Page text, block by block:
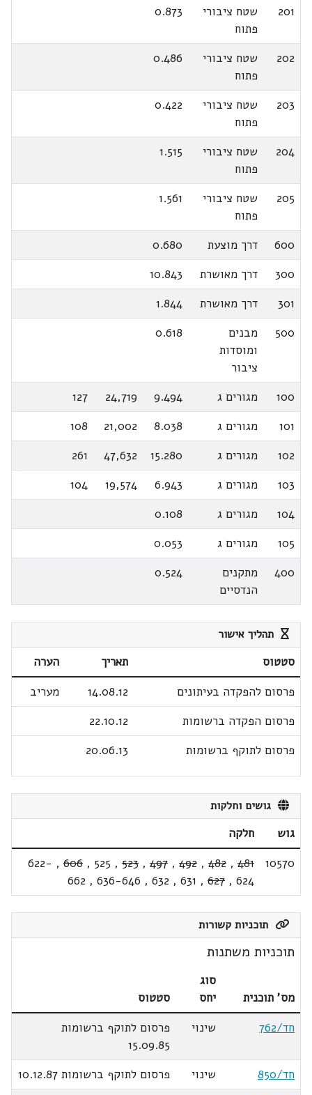
201
שטח ציבורי
פתוח
0.873
202
שטח ציבורי
פתוח
0.486
203
שטח ציבורי
פתוח
0.422
204
שטח ציבורי
פתוח
1.515
205
שטח ציבורי
פתוח
1.561
600 דרך מוצעת
0.680
300
דרך מאושרת
10.843
301
דרך מאושרת
1.844
500
מבנים
ומוסדות
ציבור
0.618
100 מגורים ג 9.494
24,719
127
101
מגורים ג 8.038
21,002
108
102
מגורים ג 15.280
47,632
261
103
מגורים ג 6.943
19,574
104
104
מגורים ג
0.108
105
מגורים ג
0.053
400
מתקנים
הנדסיים
0.524
תהליך אישור
סטטוס תאריך
הערה
פרסום להפקדה בעיתונים
14.08.12
מעריב
פרסום הפקדה ברשומות
22.10.12
פרסום לתוקף ברשומות
20.06.13
גושים וחלקות
גוש
חלקה
10570
481
,
482
,
492
,
497
,
523
,
525
,
606
,
622-
624
,
627
,
631
,
632
,
636-646
,
662
תוכניות קשורות
תוכניות משתנות
מס' תוכנית
סוג
יחס
סטטוס
חד/762
שינוי
פרסום לתוקף ברשומות
15.09.85
חד/850
שינוי
פרסום לתוקף ברשומות 10.12.87